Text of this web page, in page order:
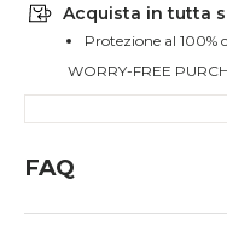
Acquista in tutta
Protezione al 100%
WORRY-FREE
FAQ